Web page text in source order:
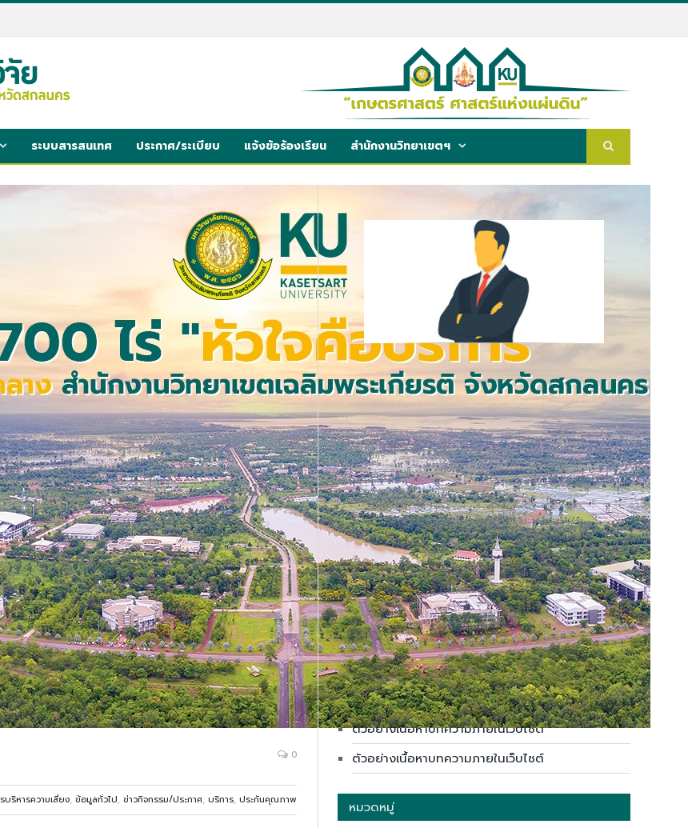
ระบบสารสนเทศ ประกาศ/ระเบียบ แจ้งข้อร้องเรียน สำนักงานวิทยาเขตฯ
0
บริหารความเสี่ยง,ข้อมูลทั่วไป,ข่าวกิจกรรม/ประกาศ,บริการ,ประกันคุณภาพ
หัวหน้าหน่วยงาน/ผอ./หัวหน้างาน
ชื่อ-สกุล : ..............................................
ตำแหน่ง : ...............................................................
โทรศัพท์ : ..............................................
email : .............................................
แจ้งข้อร้องเรียนถึงหน่วยงาน
คำถาม
(0)
ร้องเรียนหน่วยงานภายใน 1
(0)
ร้องเรียนหน่วยงานภายใน 2
(0)
ร้องเรียนหน่วยงานภายใน 3
(0)
เรื่องล่าสุด
ตัวอย่างเนื้อหาบทความภายในเว็บไซต์
ตัวอย่างเนื้อหาบทความภายในเว็บไซต์
ตัวอย่างเนื้อหาบทความภายในเว็บไซต์
ตัวอย่างเนื้อหาบทความภายในเว็บไซต์
ตัวอย่างเนื้อหาบทความภายในเว็บไซต์
หมวดหมู่